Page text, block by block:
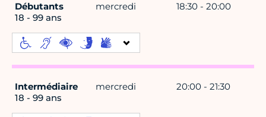
Débutants
18 - 99 ans
mercredi 18:30 - 20:00
Intermédiaire
18 - 99 ans
mercredi 20:00 - 21:30